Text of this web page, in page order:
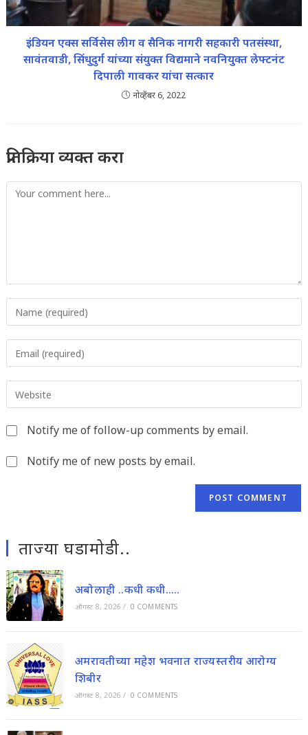
इंडियन एक्स सर्विसेस लीग व सैनिक नागरी सहकारी पतसंस्था,
सावंतवाडी, सिंधुदुर्ग यांच्या संयुक्त विद्यमाने नवनियुक्त लेफ्टनंट
दिपाली गावकर यांचा सत्कार
नोव्हेंबर 6, 2022
प्रतिक्रिया व्यक्त करा
Comment
your
username
to
comment
your
address
toyour
URL
Notify me of follow-up comments by email.
Notify me of new posts by email.
ताज्या घडामोडी..
अबोलाही ..कधी कधी…..
ऑगस्ट 8, 2026 / 0 COMMENTS
अमरावतीच्या महेश भवनात राज्यस्तरीय आरोग्य
शिबीर
ऑगस्ट 8, 2026 / 0 COMMENTS